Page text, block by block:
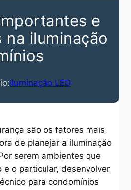
e
na iluminação
Iluminação LED
são os fatores mais
de planejar a iluminação
serem ambientes que
e o particular, desenvolver
para condomínios